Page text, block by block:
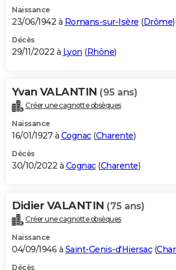
Naissance
23/06/1942 à Romans-sur-Isère (Drôme)
Décès
29/11/2022 à Lyon (Rhône)
Yvan VALANTIN (95 ans)
Créer une cagnotte obsèques
Naissance
16/01/1927 à Cognac(Charente)
Décès
30/10/2022 à Cognac(Charente)
Didier VALANTIN (75 ans)
Créer une cagnotte obsèques
Naissance
04/09/1946 à Saint-Genis-d'Hiersac(
Décès